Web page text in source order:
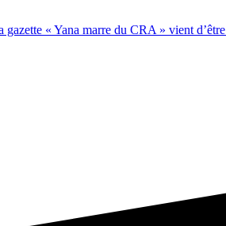
gazette « Yana marre du CRA » vient